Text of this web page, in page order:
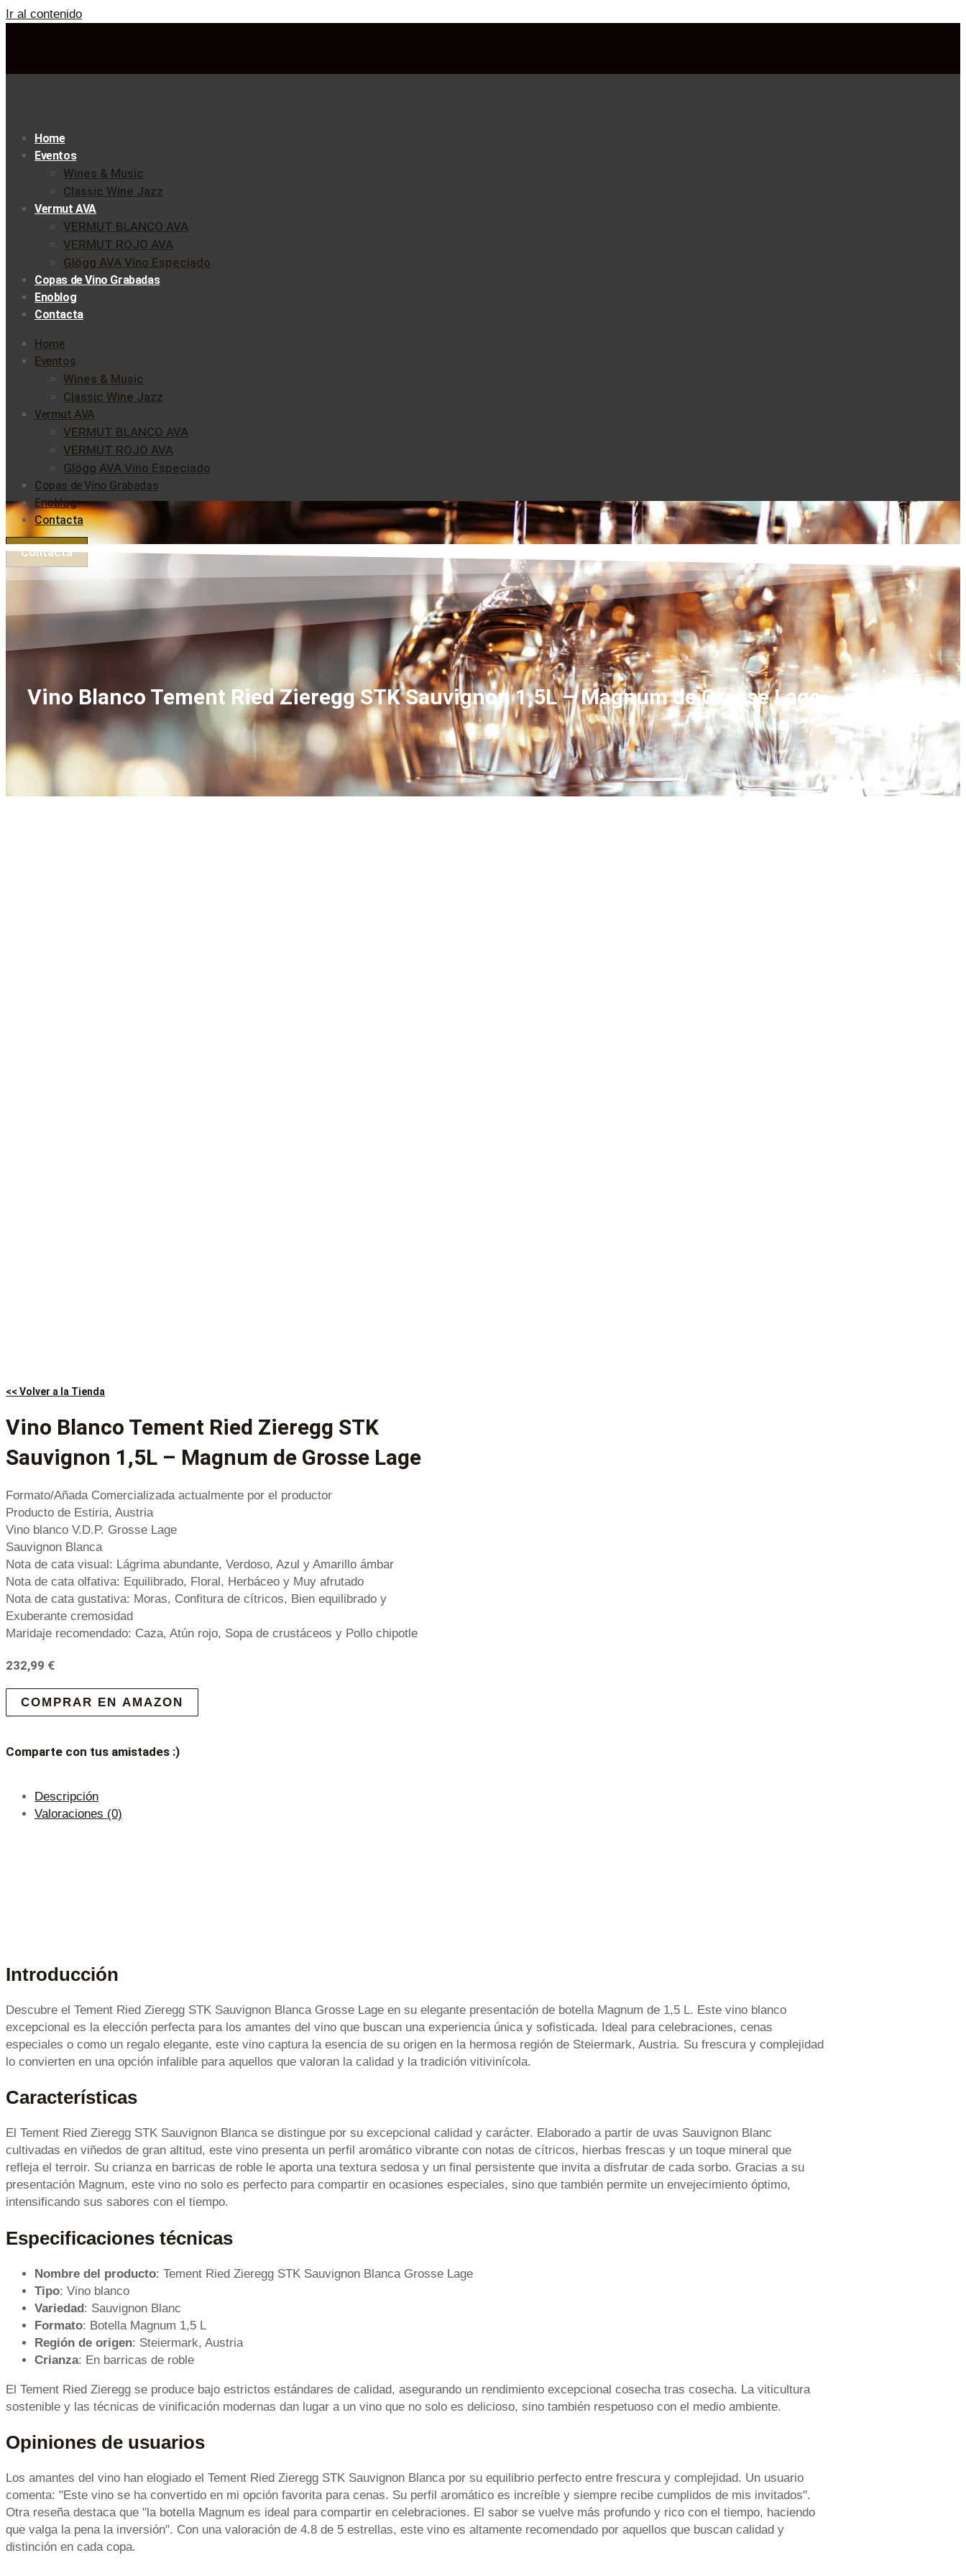
Ir al contenido
Home
Eventos
Wines & Music
Classic Wine Jazz
Vermut AVA
VERMUT BLANCO AVA
VERMUT ROJO AVA
Glögg AVA Vino Especiado
Copas de Vino Grabadas
Enoblog
Contacta
Home
Eventos
Wines & Music
Classic Wine Jazz
Vermut AVA
VERMUT BLANCO AVA
VERMUT ROJO AVA
Glögg AVA Vino Especiado
Copas de Vino Grabadas
Enoblog
Contacta
Contacta
Vino Blanco Tement Ried Zieregg STK Sauvignon 1,5L – Magnum de Grosse Lage
<< Volver a la Tienda
Vino Blanco Tement Ried Zieregg STK
Sauvignon 1,5L – Magnum de Grosse Lage
Formato/Añada Comercializada actualmente por el productor
Producto de Estiria, Austria
Vino blanco V.D.P. Grosse Lage
Sauvignon Blanca
Nota de cata visual: Lágrima abundante, Verdoso, Azul y Amarillo ámbar
Nota de cata olfativa: Equilibrado, Floral, Herbáceo y Muy afrutado
Nota de cata gustativa: Moras, Confitura de cítricos, Bien equilibrado y
Exuberante cremosidad
Maridaje recomendado: Caza, Atún rojo, Sopa de crustáceos y Pollo chipotle
232,99 €
COMPRAR EN AMAZON
Comparte con tus amistades :)
Descripción
Valoraciones (0)
Introducción
Descubre el Tement Ried Zieregg STK Sauvignon Blanca Grosse Lage en su elegante presentación de botella Magnum de 1,5 L. Este vino blanco
excepcional es la elección perfecta para los amantes del vino que buscan una experiencia única y sofisticada. Ideal para celebraciones, cenas
especiales o como un regalo elegante, este vino captura la esencia de su origen en la hermosa región de Steiermark, Austria. Su frescura y complejidad
lo convierten en una opción infalible para aquellos que valoran la calidad y la tradición vitivinícola.
Características
El Tement Ried Zieregg STK Sauvignon Blanca se distingue por su excepcional calidad y carácter. Elaborado a partir de uvas Sauvignon Blanc
cultivadas en viñedos de gran altitud, este vino presenta un perfil aromático vibrante con notas de cítricos, hierbas frescas y un toque mineral que
refleja el terroir. Su crianza en barricas de roble le aporta una textura sedosa y un final persistente que invita a disfrutar de cada sorbo. Gracias a su
presentación Magnum, este vino no solo es perfecto para compartir en ocasiones especiales, sino que también permite un envejecimiento óptimo,
intensificando sus sabores con el tiempo.
Especificaciones técnicas
Nombre del producto: Tement Ried Zieregg STK Sauvignon Blanca Grosse Lage
Tipo: Vino blanco
Variedad: Sauvignon Blanc
Formato: Botella Magnum 1,5 L
Región de origen: Steiermark, Austria
Crianza: En barricas de roble
El Tement Ried Zieregg se produce bajo estrictos estándares de calidad, asegurando un rendimiento excepcional cosecha tras cosecha. La viticultura
sostenible y las técnicas de vinificación modernas dan lugar a un vino que no solo es delicioso, sino también respetuoso con el medio ambiente.
Opiniones de usuarios
Los amantes del vino han elogiado el Tement Ried Zieregg STK Sauvignon Blanca por su equilibrio perfecto entre frescura y complejidad. Un usuario
comenta: "Este vino se ha convertido en mi opción favorita para cenas. Su perfil aromático es increíble y siempre recibe cumplidos de mis invitados".
Otra reseña destaca que "la botella Magnum es ideal para compartir en celebraciones. El sabor se vuelve más profundo y rico con el tiempo, haciendo
que valga la pena la inversión". Con una valoración de 4.8 de 5 estrellas, este vino es altamente recomendado por aquellos que buscan calidad y
distinción en cada copa.